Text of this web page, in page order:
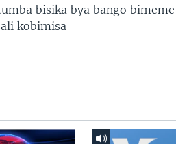
bisika bya bango
kobimisa